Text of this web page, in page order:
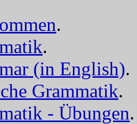
.
.
(in English).
Grammatik.
- Übungen.